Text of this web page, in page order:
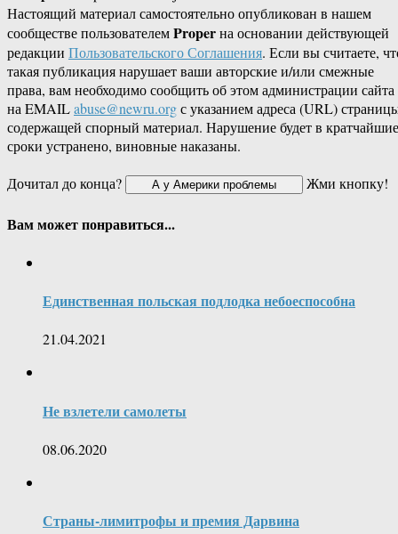
Настоящий материал самостоятельно опубликован в нашем
сообществе пользователемProperна основании действующей
редакции Пользовательского Соглашения. Если вы считаете,
такая публикация нарушает ваши авторские и/или смежные
права, вам необходимо сообщить об этом администрации сайта
на EMAILabuse@newru.orgс указанием адреса (URL)
содержащей спорный материал. Нарушение будет в кратчайшие
сроки устранено, виновные наказаны.
Дочитал до конца?
Жми кнопку!
Вам может понравиться...
Единственная польская подлодка небоеспособна
21.04.2021
Не взлетели самолеты
08.06.2020
Страны-лимитрофы и премия Дарвина